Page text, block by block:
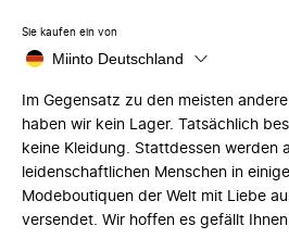
Sie kaufen ein von
Miinto Deutschland
Im Gegensatz zu den meisten
haben wir kein Lager. Tatsächlich
keine Kleidung. Stattdessen werden
leidenschaftlichen Menschen in
Modeboutiquen der Welt mit Liebe
versendet. Wir hoffen es gefällt